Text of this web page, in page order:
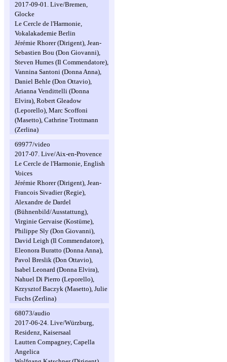
2017-09-01. Live/Bremen,
Glocke
Le Cercle de l'Harmonie,
Vokalakademie Berlin
Jérémie Rhorer (Dirigent), Jean-
Sebastien Bou (Don Giovanni),
Steven Humes (Il Commendatore),
Vannina Santoni (Donna Anna),
Daniel Behle (Don Ottavio),
Arianna Vendittelli (Donna
Elvira), Robert Gleadow
(Leporello), Marc Scoffoni
(Masetto), Cathrine Trottmann
(Zerlina)
69977/video
2017-07. Live/Aix-en-Provence
Le Cercle de l'Harmonie, English
Voices
Jérémie Rhorer (Dirigent), Jean-
Francois Sivadier (Regie),
Alexandre de Dardel
(Bühnenbild/Ausstattung),
Virginie Gervaise (Kostüme),
Philippe Sly (Don Giovanni),
David Leigh (Il Commendatore),
Eleonora Buratto (Donna Anna),
Pavol Breslik (Don Ottavio),
Isabel Leonard (Donna Elvira),
Nahuel Di Pierro (Leporello),
Krzysztof Baczyk (Masetto), Julie
Fuchs (Zerlina)
68073/audio
2017-06-24. Live/Würzburg,
Residenz, Kaisersaal
Lautten Compagney, Capella
Angelica